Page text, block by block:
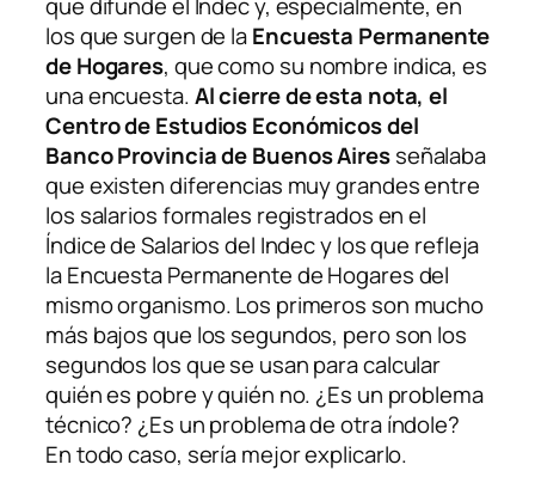
que difunde el Indec y, especialmente, en
los que surgen de laEncuesta Permanente
de Hogares, que como su nombre indica, es
una encuesta.Al cierre de esta nota, el
Centro de Estudios Económicos del
Banco Provincia de Buenos Airesseñalaba
que existen diferencias muy grandes entre
los salarios formales registrados en el
Índice de Salarios del Indec y los que refleja
la Encuesta Permanente de Hogares del
mismo organismo. Los primeros son mucho
más bajos que los segundos, pero son los
segundos los que se usan para calcular
quién es pobre y quién no. ¿Es un problema
técnico? ¿Es un problema de otra índole?
En todo caso, sería mejor explicarlo.